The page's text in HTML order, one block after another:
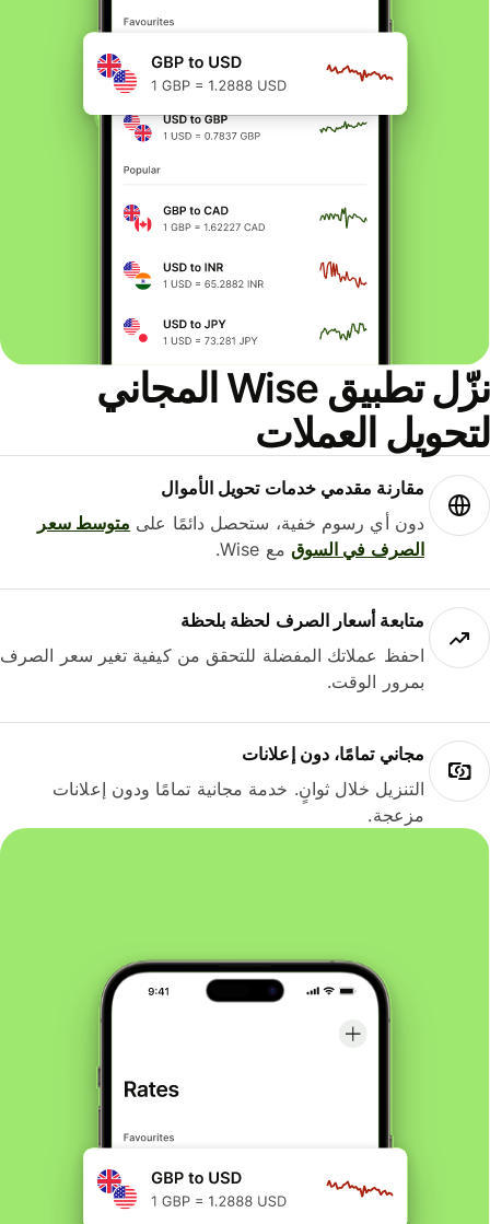
نزّل تطبيق Wise المجاني
العملات
مقارنة مقدمي خدمات تحويل الأموال
دون أي رسوم خفية، ستحصل دائمًا علىمتوسط ​​سعر
الصرف في السوقمع Wise.
متابعة أسعار الصرف لحظة بلحظة
احفظ عملاتك المفضلة للتحقق من كيفية تغير سعر الصرف
بمرور الوقت.
مجاني تمامًا، دون إعلانات
التنزيل خلال ثوانٍ. خدمة مجانية تمامًا ودون إعلانات
مزعجة.